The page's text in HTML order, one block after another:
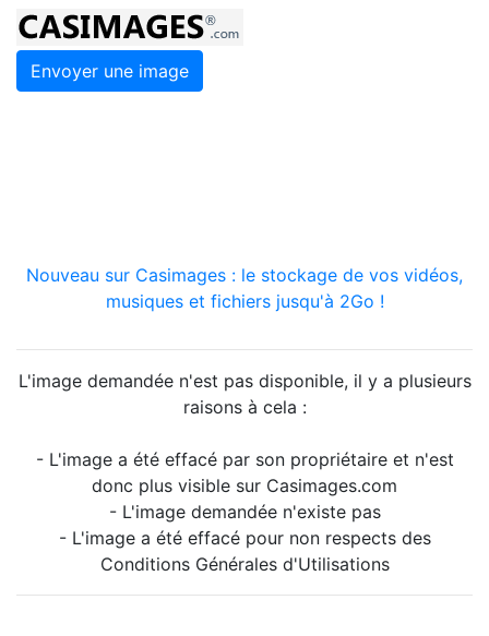
Envoyer une image
Nouveau sur Casimages : le stockage de vos vidéos,
musiques et fichiers jusqu'à 2Go !
L'image demandée n'est pas disponible, il y a plusieurs
raisons à cela :
- L'image a été effacé par son propriétaire et n'est
donc plus visible sur Casimages.com
- L'image demandée n'existe pas
- L'image a été effacé pour non respects des
Conditions Générales d'Utilisations